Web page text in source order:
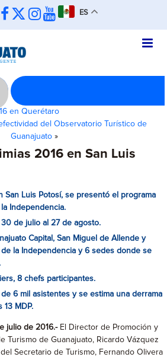
ES
en Querétaro
del Observatorio Turístico de
Guanajuato »
2016 en San Luis
San Luis Potosí, se presentó el programa
Independencia.
de julio al 27 de agosto.
Capital, San Miguel de Allende y
la Independencia y 6 sedes donde se
8 chefs participantes.
6 mil asistentes y se estima una derrama
13 MDP.
julio de 2016.- El Director de Promoción y
Turismo de Guanajuato, Ricardo Vázquez
Secretario de Turismo, Fernando Olivera